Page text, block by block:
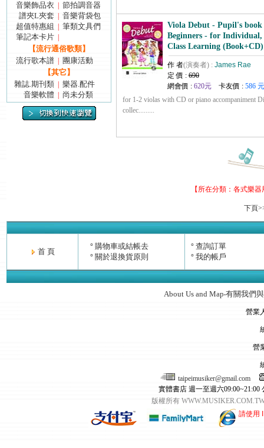
音樂飾品衣
節拍調音器
譜夾L夾套
音樂背袋包
超值特惠組
筆類文具們
筆記本卡片
【流行通俗歌類】
流行歌本譜
團康活動
【其它】
雜誌.期刊類
樂器.配件
音樂軟體
尚未分類
Viola Debut - Pupil's book
Beginners - for
Class Learning
作 者(演奏者) : James Rae
定 價 : 690
網會價 : 620元 卡友價 : 586 元
for 1-2 violas with CD or piano accompaniment
collec.........
【所在分類： 各式樂器
下頁
首 頁
° 購物車或結帳去
° 關於退換貨原則
° 查詢訂單
° 我的帳戶
About Us and Map‧有關我們
營業
營
taipeimusiker@gmail.com
實體書店 週一至週六09:00~21:00
版權所有
請使用